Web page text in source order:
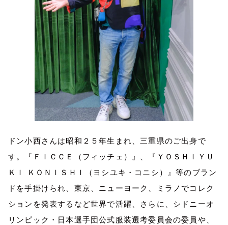
ドン小西さんは昭和２５年生まれ、三重県のご出身で
す。『ＦＩＣＣＥ（フィッチェ）』、『ＹＯＳＨＩＹＵ
ＫＩ ＫＯＮＩＳＨＩ（ヨシユキ・コニシ）』等のブラン
ドを手掛けられ、東京、ニューヨーク、ミラノでコレク
ションを発表するなど世界で活躍、さらに、シドニーオ
リンピック・日本選手団公式服装選考委員会の委員や、